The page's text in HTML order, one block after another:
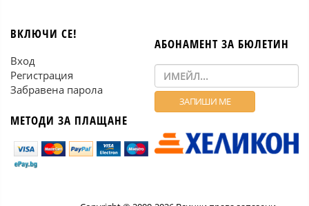
ВКЛЮЧИ СЕ!
Вход
Регистрация
Забравена парола
МЕТОДИ ЗА ПЛАЩАНЕ
АБОНАМЕНТ ЗА БЮЛЕТИН